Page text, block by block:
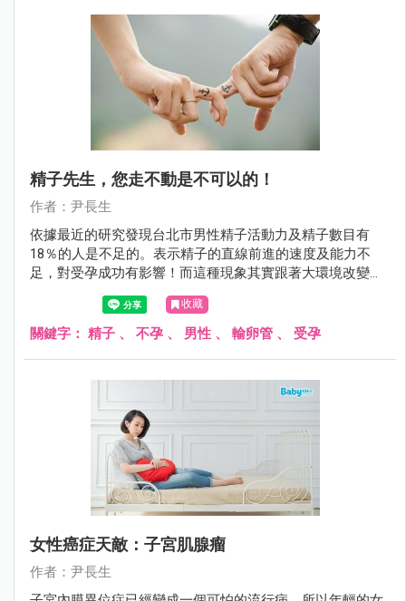
精子先生，您走不動是不可以的！
作者：尹長生
依據最近的研究發現台北市男性精子活動力及精子數目有
18％的人是不足的。表示精子的直線前進的速度及能力不
足，對受孕成功有影響！而這種現象其實跟著大環境改變，
在壯年男子身上也已經不少見！這也是男性不孕的最大原
收藏
關鍵字： 精子 、 不孕 、 男性 、 輸卵管 、 受孕
女性癌症天敵：子宮肌腺瘤
作者：尹長生